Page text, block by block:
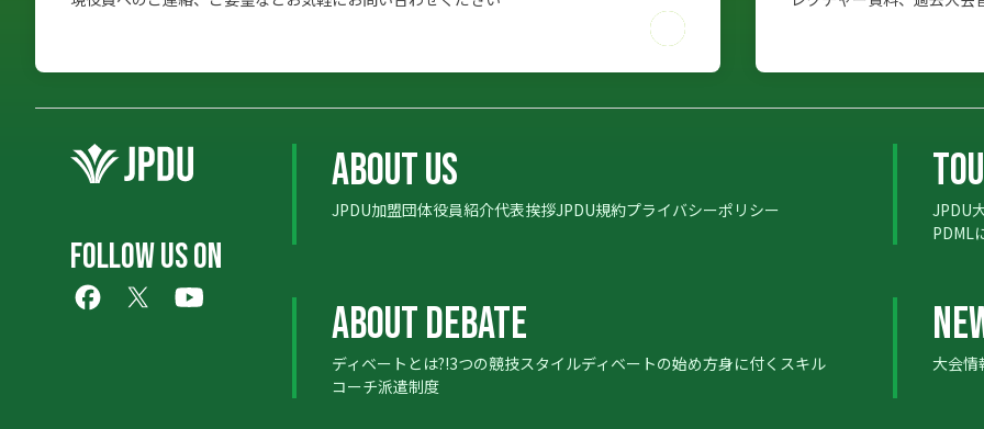
FOLLOW US ON
ABOUT US
ABOUT US
JPDU加盟団体役員紹介代表挨拶JPDU規約プライバシーポリシー
JPDU
PDML
ABOUT DEBATE
ABOUT DEBATE
ディベートとは?!3つの競技スタイルディベートの始め方身に付くスキル
コーチ派遣制度
大会情